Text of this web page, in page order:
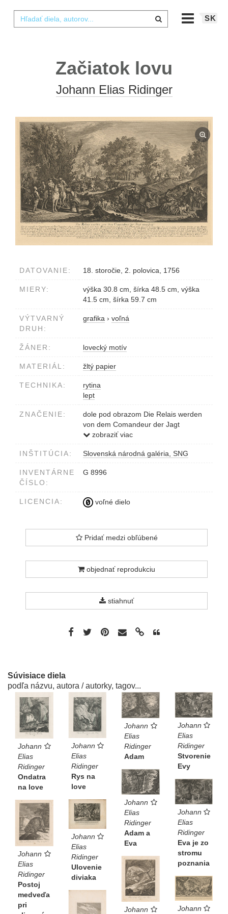
SK
Začiatok lovu
Johann Elias Ridinger
DATOVANIE: 18. storočie, 2. polovica, 1756
MIERY:
výška 30.8 cm, šírka 48.5 cm, výška
41.5 cm, šírka 59.7 cm
VÝTVARNÝ
DRUH:
grafika › voľná
ŽÁNER: lovecký motív
MATERIÁL: žltý papier
TECHNIKA:
rytina
lept
ZNAČENIE:
dole pod obrazom Die Relais werden
von dem Comandeur der Jagt
ausgesezt! Nasleduje rozsiahly text v
vpravo dole Signované: Joh. El.
Vindel.
zobraziť viac
INŠTITÚCIA: Slovenská národná galéria, SNG
INVENTÁRNE
ČÍSLO:
G 8996
LICENCIA: voľné dielo
Pridať medzi obľúbené
objednať reprodukciu
stiahnuť
Súvisiace diela
podľa názvu, autora / autorky, tagov...
Johann
Elias
Ridinger
Ondatra
na love
Johann
Elias
Ridinger
Rys na
love
Johann
Elias
Ridinger
Adam
Johann
Elias
Ridinger
Stvorenie
Evy
Johann
Elias
Ridinger
Adam a
Eva
Johann
Elias
Ridinger
Eva je zo
stromu
poznania
Johann
Elias
Ridinger
Ulovenie
diviaka
Johann
Elias
Ridinger
Postoj
medveďa
pri
Johann Johann